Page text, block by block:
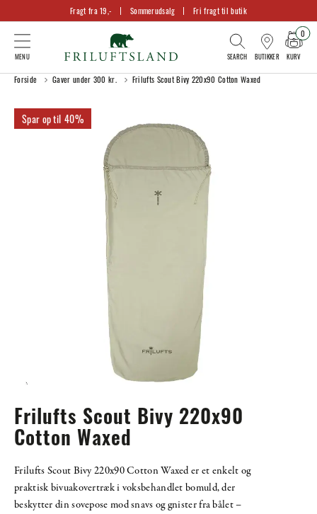
Fragt fra 19,- Sommerudsalg Fri fragt til butik
BUTIKKER KURV
0
Forside Gaver under 300 kr. Frilufts Scout Bivy 220x90 Cotton Waxed
40%
Frilufts Scout Bivy 220x90
Cotton Waxed
Frilufts Scout Bivy 220x90 Cotton Waxed er et enkelt og
praktisk bivuakovertræk i voksbehandlet bomuld, der
beskytter din sovepose mod snavs og gnister fra bålet –